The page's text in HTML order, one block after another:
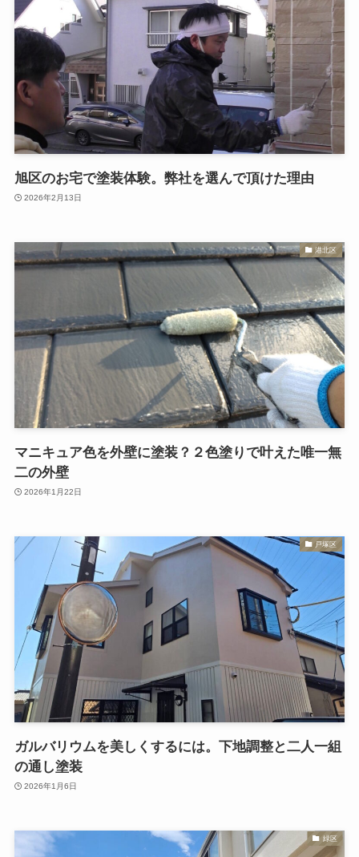
旭区のお宅で塗装体験。弊社を選んで頂けた理由
2026年2月13日
港北区
マニキュア色を外壁に塗装？２色塗りで叶えた唯一無
二の外壁
2026年1月22日
戸塚区
ガルバリウムを美しくするには。下地調整と二人一組
の通し塗装
2026年1月6日
緑区